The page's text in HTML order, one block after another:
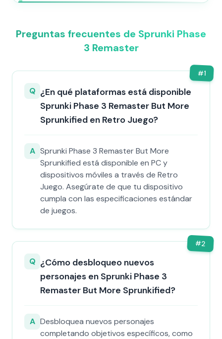
Preguntas frecuentes de Sprunki Phase
3 Remaster
#1
Q ¿En qué plataformas está disponible
Sprunki Phase 3 Remaster But More
Sprunkified en Retro Juego?
A Sprunki Phase 3 Remaster But More
Sprunkified está disponible en PC y
dispositivos móviles a través de Retro
Juego. Asegúrate de que tu dispositivo
cumpla con las especificaciones estándar
de juegos.
#2
Q ¿Cómo desbloqueo nuevos
personajes en Sprunki Phase 3
Remaster But More Sprunkified?
A Desbloquea nuevos personajes
completando objetivos específicos, como